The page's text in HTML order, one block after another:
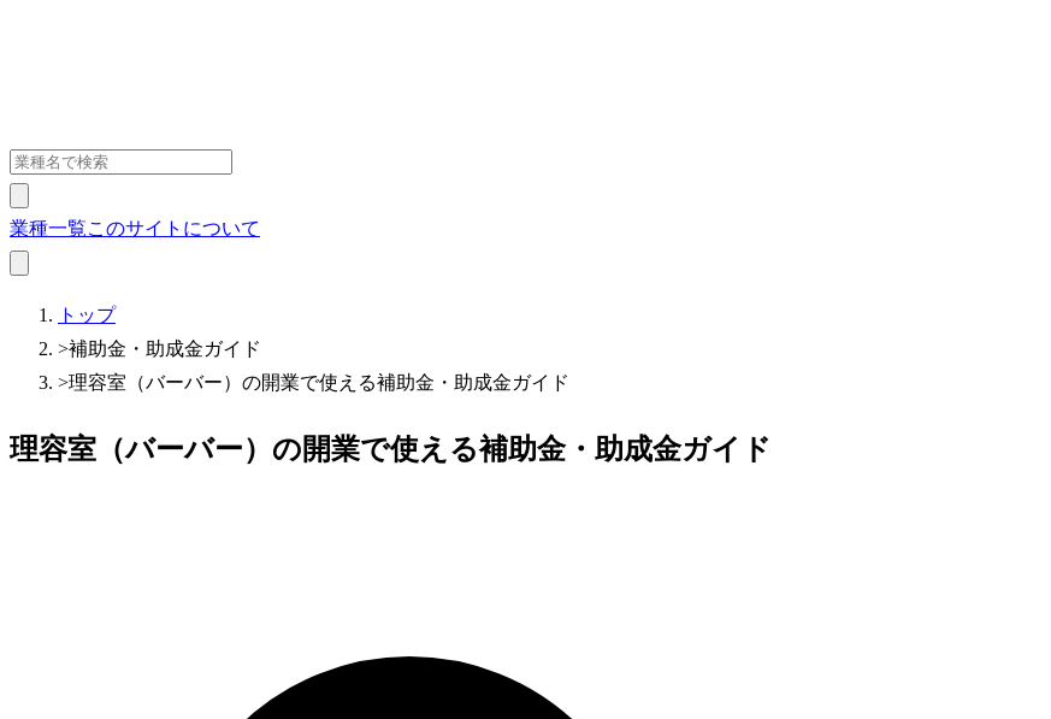
業種一覧このサイトについて
トップ
>補助金・助成金ガイド
>理容室（バーバー）の開業で使える補助金・助成金ガイド
理容室（バーバー）の開業で使える補助金・助成金ガイド